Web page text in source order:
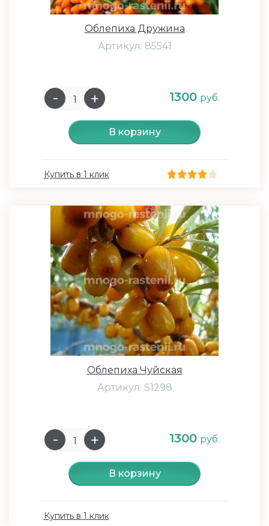
Облепиха Дружина
Артикул: 85541
1300 руб.
В корзину
Купить в 1 клик
Облепиха Чуйская
Артикул: S1298
1300 руб.
В корзину
Купить в 1 клик